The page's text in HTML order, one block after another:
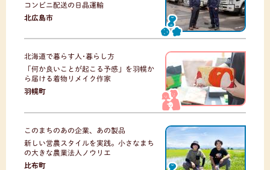
コンビニ配送の日晶運輸
北広島市
北海道で暮らす人･暮らし方
「何か良いことが起こる予感」を羽幌か
ら届ける着物リメイク作家
羽幌町
このまちのあの企業、あの製品
新しい営農スタイルを実践。小さなまち
の大きな農業法人ノウリエ
比布町